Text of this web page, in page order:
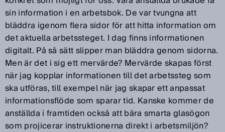
sin information i en arbetsbok. De var tvungna att
bläddra igenom flera sidor för att hitta information om
det aktuella arbetssteget. I dag finns informationen
digitalt. På så sätt slipper man bläddra genom sidorna.
Men är det i sig ett mervärde? Mervärde skapas först
när jag kopplar informationen till det arbetssteg som
ska utföras, till exempel när jag skapar ett anpassat
informationsflöde som sparar tid. Kanske kommer de
anställda i framtiden också att bära smarta glasögon
som projicerar instruktionerna direkt i arbetsmiljön?